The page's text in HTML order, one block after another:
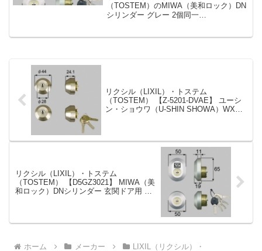
（TOSTEM）のMIWA（美和ロック）DN
シリンダー グレー 2個同一
リクシル（LIXIL）・トステム
（TOSTEM） 【Z-5201-DVAE】 ユーシ
ン・ショウワ（U-SHIN SHOWA）WXシ
リクシル（LIXIL）・トステム
（TOSTEM） 【D5GZ3021】 MIWA（美
和ロック）DNシリンダー 玄関ドア用 グ
ホーム メーカー LIXIL（リクシル）・